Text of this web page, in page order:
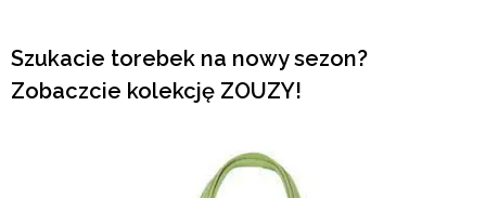
Szukacie torebek na nowy sezon?
Zobaczcie kolekcję ZOUZY!